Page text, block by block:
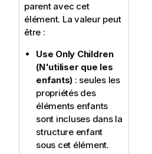
parent avec cet
élément. La valeur peut
être :
Use Only Children
(N'utiliser que les
enfants) : seules les
propriétés des
éléments enfants
sont incluses dans la
structure enfant
sous cet élément.